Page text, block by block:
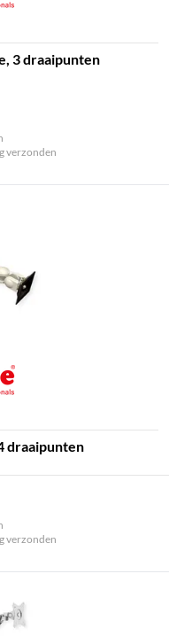
3 draaipunten
verzonden
draaipunten
verzonden